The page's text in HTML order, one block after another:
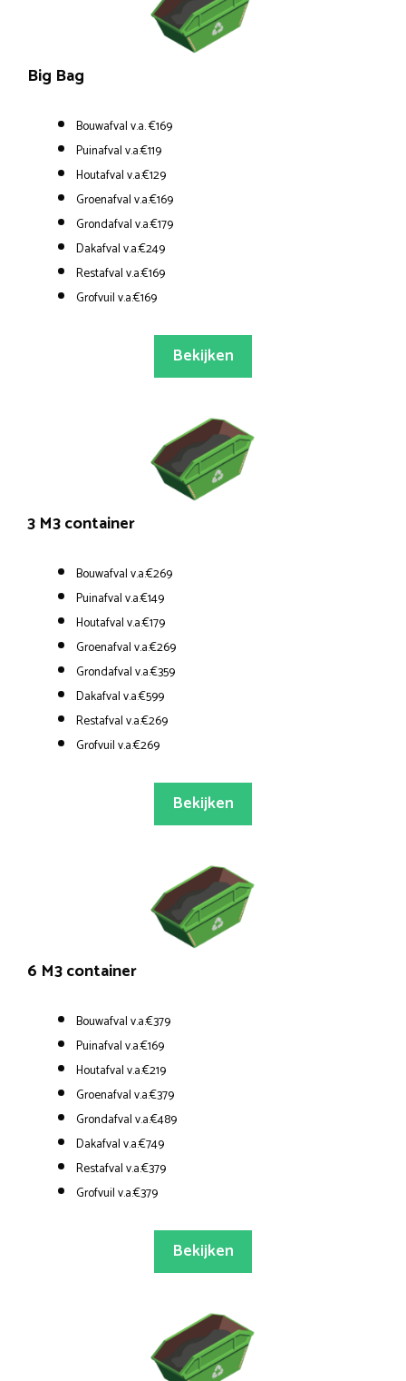
Big Bag
Bouwafval v.a. €169
Puinafval v.a.€119
Houtafval v.a.€129
Groenafval v.a.€169
Grondafval v.a.€179
Dakafval v.a.€249
Restafval v.a.€169
Grofvuil v.a.€169
Bekijken
3 M3 container
Bouwafval v.a.€269
Puinafval v.a.€149
Houtafval v.a.€179
Groenafval v.a.€269
Grondafval v.a.€359
Dakafval v.a.€599
Restafval v.a.€269
Grofvuil v.a.€269
Bekijken
6 M3 container
Bouwafval v.a.€379
Puinafval v.a.€169
Houtafval v.a.€219
Groenafval v.a.€379
Grondafval v.a.€489
Dakafval v.a.€749
Restafval v.a.€379
Grofvuil v.a.€379
Bekijken